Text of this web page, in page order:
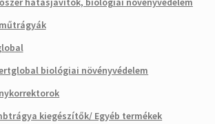
biológiai növényvédelem
kiegészítők/ Egyéb termékek